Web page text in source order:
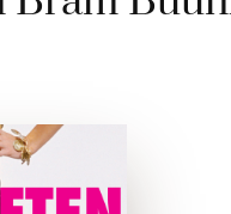
op de